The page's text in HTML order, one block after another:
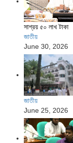
সাশ্রয় ৫০ লাখ টাকা
জাতীয়
June 30, 2026
জাতীয়
June 25, 2026